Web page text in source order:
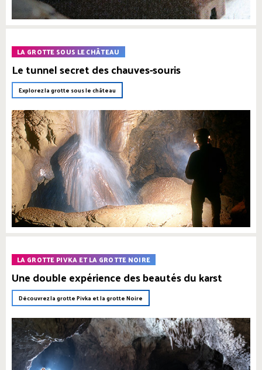
LA GROTTE SOUS LE CHÂTEAU
Le tunnel secret des chauves-souris
Explorez la grotte sous le château
LA GROTTE PIVKA ET LA GROTTE NOIRE
Une double expérience des beautés du karst
Découvrez la grotte Pivka et la grotte Noire